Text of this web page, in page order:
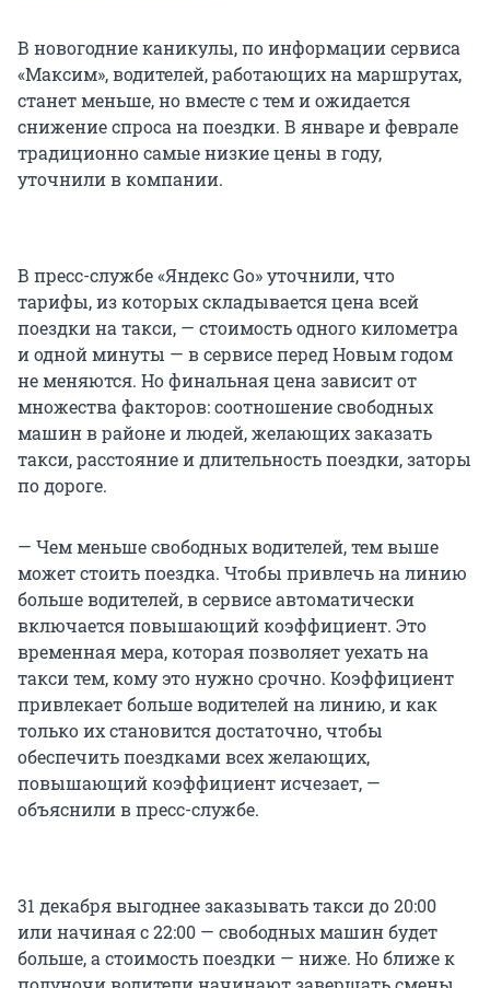
В новогодние каникулы, по информации сервиса
«Максим», водителей, работающих на маршрутах,
станет меньше, но вместе с тем и ожидается
снижение спроса на поездки. В январе и феврале
традиционно самые низкие цены в году,
уточнили в компании.
В пресс-службе «Яндекс Go» уточнили, что
тарифы, из которых складывается цена всей
поездки на такси, — стоимость одного километра
и одной минуты — в сервисе перед Новым годом
не меняются. Но финальная цена зависит от
множества факторов: соотношение свободных
машин в районе и людей, желающих заказать
такси, расстояние и длительность поездки, заторы
по дороге.
— Чем меньше свободных водителей, тем выше
может стоить поездка. Чтобы привлечь на линию
больше водителей, в сервисе автоматически
включается повышающий коэффициент. Это
временная мера, которая позволяет уехать на
такси тем, кому это нужно срочно. Коэффициент
привлекает больше водителей на линию, и как
только их становится достаточно, чтобы
обеспечить поездками всех желающих,
повышающий коэффициент исчезает, —
объяснили в пресс-службе.
31 декабря выгоднее заказывать такси до 20:00
или начиная с 22:00 — свободных машин будет
больше, а стоимость поездки — ниже. Но ближе к